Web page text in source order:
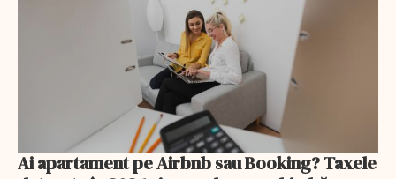
Ai apartament pe Airbnb sau Booking? Taxele